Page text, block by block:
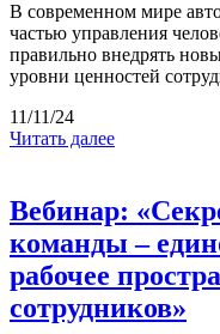
В современном мире
частью управления
правильно внедрять
уровни ценностей
11/11/24
Читать далее
Вебинар:
команды –
рабочее
сотрудников»